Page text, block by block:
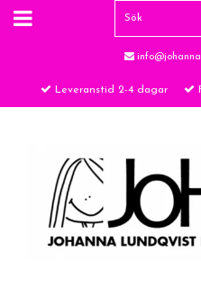
Leveranstid 2-4 dagar